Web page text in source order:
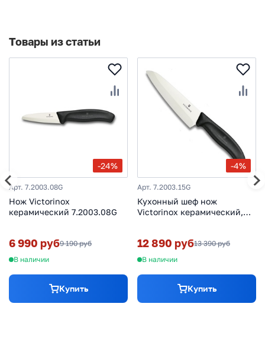
Товары из статьи
-24%
Арт. 7.2003.08G
Нож Victorinox
керамический 7.2003.08G
6 990 руб9 190 руб
В наличии
Купить
-4%
Арт. 7.2003.15G
Кухонный шеф нож
Victorinox керамический,
12 890 руб13 390 руб
В наличии
Купить